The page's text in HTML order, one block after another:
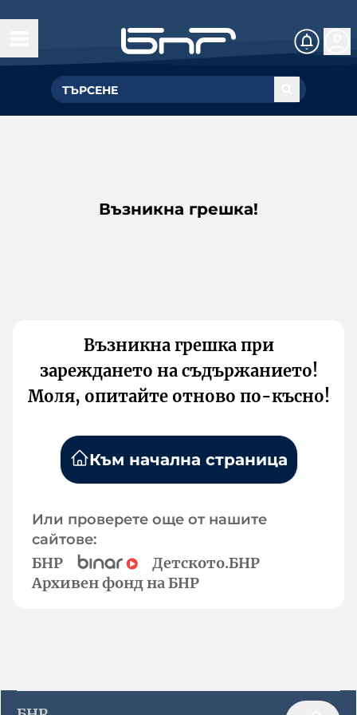
Възникна грешка!
Възникна грешка при
зареждането на съдържанието!
Моля, опитайте отново по-късно!
Към начална страница
Или проверете още от нашите
сайтове:
БНР
Детското.БНР
Архивен фонд на БНР